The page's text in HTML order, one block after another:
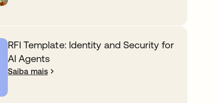
RFI Template: Identity and Security for
AI Agents
Saiba mais